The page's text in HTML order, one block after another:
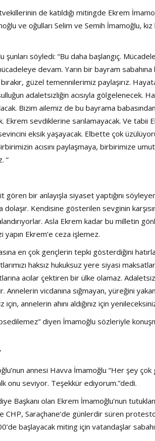
de katıldığı mitingde Ekrem
ve oğulları Selim ve Semih İmamoğlu,
söyledi: “Bu daha başlangıç.
devam. Yarın bir bayram
güzel temennilerimiz paylaşırız.
adaletsizliğin acısıyla gölgelenecek.
Bizim ailemiz de bu bayrama
Ekrem sevdiklerine sarılamayacak. Ve tabii
eksik yaşayacak. Elbette çok
acısını paylaşmaya, birbirimize
“
gören bir anlayışla siyaset yaptığını
dolaşır. Kendisine gösterilen sevginin
Asla Ekrem kadar bu milletin
yapın Ekrem’e ceza işlemez.
en çok gençlerin tepki gösterdiğini
haksız hukuksuz yere siyasi
acılar çektiren bir ülke olamaz.
vicdanına sığmayan, yüreğini
annelerin ahını aldığınız için
diyen İmamoğlu sözleriyle
annesi Havva İmamoğlu “Her şey
onu seviyor. Teşekkür ediyorum.”dedi.
Başkanı olan Ekrem İmamoğlu’nun
Saraçhane’de günlerdir süren
başlayacak miting için vatandaşlar
Haftanın